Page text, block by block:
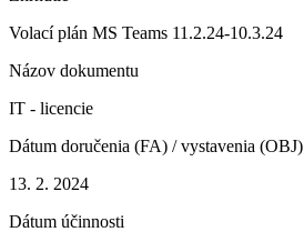
Volací plán MS Teams 11.2.24-10.3.24
Názov dokumentu
IT - licencie
Dátum doručenia (FA) / vystavenia (OBJ)
13. 2. 2024
Dátum účinnosti